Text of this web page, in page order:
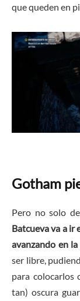
que queden en
Gotham
Pero no solo
Batcueva va a ir
avanzando en
ser libre,
para colocarlos
tan) oscura